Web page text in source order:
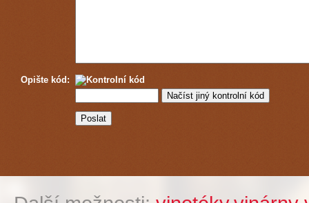
Opište kód: